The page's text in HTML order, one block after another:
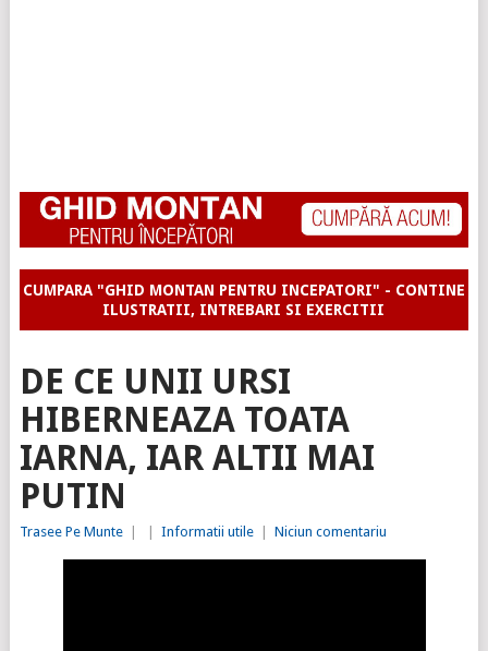
CUMPARA "GHID MONTAN PENTRU INCEPATORI" - CONTINE
ILUSTRATII, INTREBARI SI EXERCITII
DE CE UNII URSI
HIBERNEAZA TOATA
IARNA, IAR ALTII MAI
PUTIN
Trasee Pe Munte Informatii utile Niciun comentariu